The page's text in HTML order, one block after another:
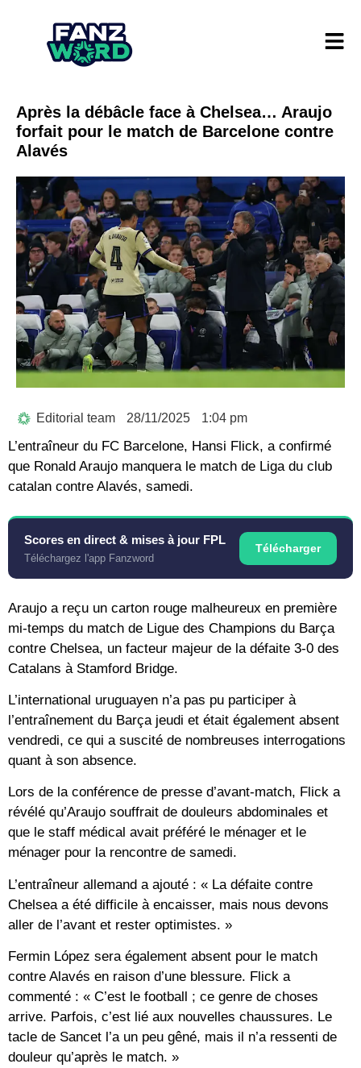
Après la débâcle face à Chelsea… Araujo
forfait pour le match de Barcelone contre
Alavés
Editorial team 28/11/2025 1:04 pm
L’entraîneur du FC Barcelone, Hansi Flick, a confirmé
que Ronald Araujo manquera le match de Liga du club
catalan contre Alavés, samedi.
Scores en direct & mises à jour FPL
Téléchargez l'app Fanzword
Télécharger
Araujo a reçu un carton rouge malheureux en première
mi-temps du match de Ligue des Champions du Barça
contre Chelsea, un facteur majeur de la défaite 3-0 des
Catalans à Stamford Bridge.
L’international uruguayen n’a pas pu participer à
l’entraînement du Barça jeudi et était également absent
vendredi, ce qui a suscité de nombreuses interrogations
quant à son absence.
Lors de la conférence de presse d’avant-match, Flick a
révélé qu’Araujo souffrait de douleurs abdominales et
que le staff médical avait préféré le ménager et le
ménager pour la rencontre de samedi.
L’entraîneur allemand a ajouté : « La défaite contre
Chelsea a été difficile à encaisser, mais nous devons
aller de l’avant et rester optimistes. »
Fermin López sera également absent pour le match
contre Alavés en raison d’une blessure. Flick a
commenté : « C’est le football ; ce genre de choses
arrive. Parfois, c’est lié aux nouvelles chaussures. Le
tacle de Sancet l’a un peu gêné, mais il n’a ressenti de
douleur qu’après le match. »